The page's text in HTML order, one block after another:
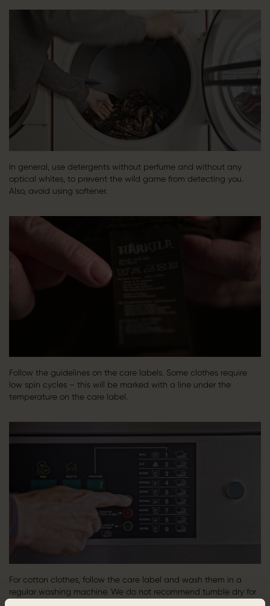
In general, use detergents without perfume and without any
optical whites, to prevent the wild game from detecting you.
Also, avoid using softener.
Follow the guidelines on the care labels. Some clothes require
low spin cycles – this will be marked with a line under the
temperature on the care label.
For cotton clothes, follow the care label and wash them in a
regular washing machine. We do not recommend tumble dry for